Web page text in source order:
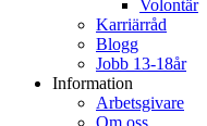
Volontär
Karriärråd
Blogg
Jobb 13-18år
Information
Arbetsgivare
Om oss